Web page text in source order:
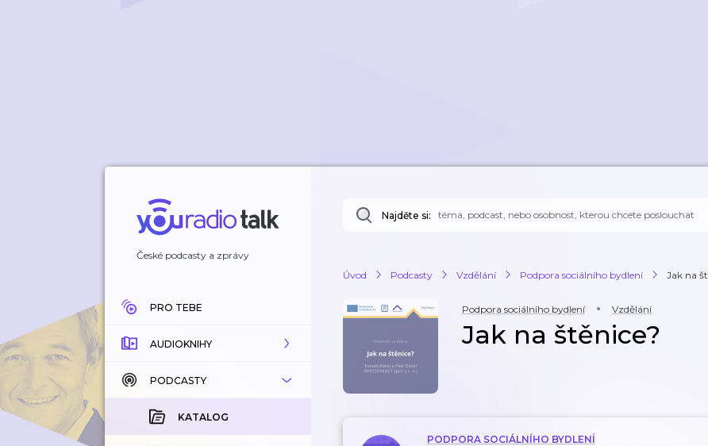
České podcasty a zprávy
PRO TEBE
AUDIOKNIHY
KATALOG
KOUPENÉ
PODCASTY
KATALOG
Najděte si:
Úvod Podcasty Vzdělání Podpora sociálního bydlení Jak na
Podpora sociálního bydlení Vzdělání
Jak na štěnice?
PODPORA SOCIÁLNÍHO BYDLENÍ